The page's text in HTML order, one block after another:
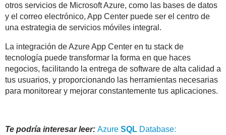
otros servicios de Microsoft Azure, como las bases de datos
y el correo electrónico, App Center puede ser el centro de
una estrategia de servicios móviles integral.
La integración de Azure App Center en tu stack de
tecnología puede transformar la forma en que haces
negocios, facilitando la entrega de software de alta calidad a
tus usuarios, y proporcionando las herramientas necesarias
para monitorear y mejorar constantemente tus aplicaciones.
Te podría interesar leer: Azure SQL Database: